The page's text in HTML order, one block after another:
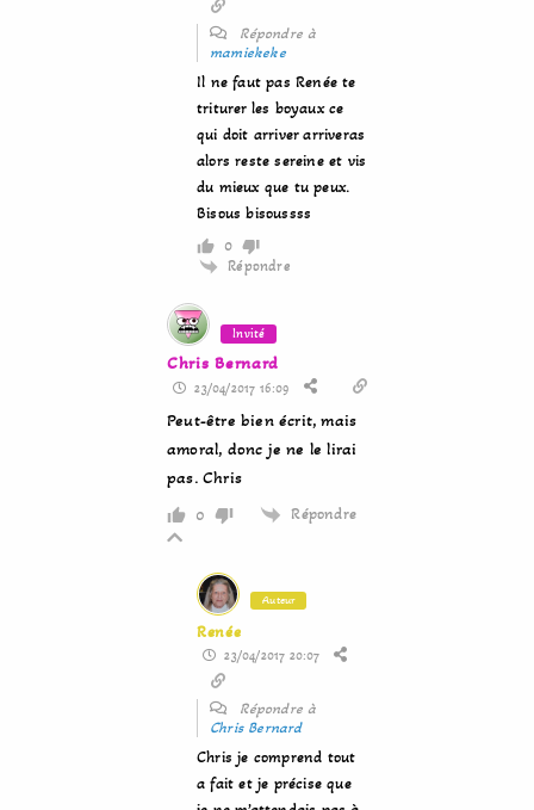
Répondre à
mamiekeke
Il ne faut pas Renée te
triturer les boyaux ce
qui doit arriver arriveras
alors reste sereine et vis
du mieux que tu peux.
Bisous bisoussss
0
Répondre
Invité
Chris Bernard
23/04/2017 16:09
Peut-être bien écrit, mais
amoral, donc je ne le lirai
pas. Chris
0 Répondre
Auteur
Renée
23/04/2017 20:07
Répondre à
Chris Bernard
Chris je comprend tout
a fait et je précise que